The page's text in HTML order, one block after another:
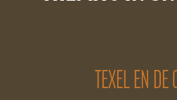
TEXEL EN DE